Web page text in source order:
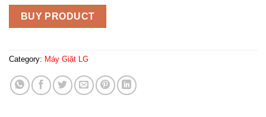
BUY PRODUCT
Category: Máy Giặt LG